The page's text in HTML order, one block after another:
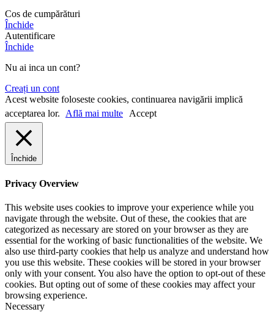
Cos de cumpărături
Închide
Autentificare
Închide
Nu ai inca un cont?
Creați un cont
Acest website foloseste cookies, continuarea navigării implică
acceptarea lor.
Află mai multe Accept
Închide
Privacy Overview
This website uses cookies to improve your experience while you
navigate through the website. Out of these, the cookies that are
categorized as necessary are stored on your browser as they are
essential for the working of basic functionalities of the website. We
also use third-party cookies that help us analyze and understand how
you use this website. These cookies will be stored in your browser
only with your consent. You also have the option to opt-out of these
cookies. But opting out of some of these cookies may affect your
browsing experience.
Necessary